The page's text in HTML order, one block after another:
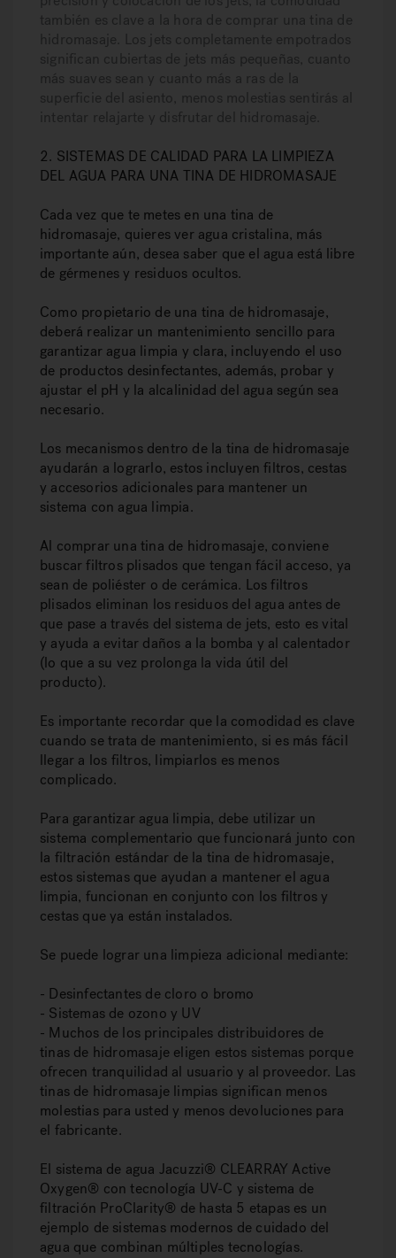
también es clave a la hora de comprar una tina de
hidromasaje. Los jets completamente empotrados
significan cubiertas de jets más pequeñas, cuanto
más suaves sean y cuanto más a ras de la
superficie del asiento, menos molestias sentirás al
intentar relajarte y disfrutar del hidromasaje.
2. SISTEMAS DE CALIDAD PARA LA LIMPIEZA
DEL AGUA PARA UNA TINA DE HIDROMASAJE
Cada vez que te metes en una tina de
hidromasaje, quieres ver agua cristalina, más
importante aún, desea saber que el agua está libre
de gérmenes y residuos ocultos.
Como propietario de una tina de hidromasaje,
deberá realizar un mantenimiento sencillo para
garantizar agua limpia y clara, incluyendo el uso
de productos desinfectantes, además, probar y
ajustar el pH y la alcalinidad del agua según sea
necesario.
Los mecanismos dentro de la tina de hidromasaje
ayudarán a lograrlo, estos incluyen filtros, cestas
y accesorios adicionales para mantener un
sistema con agua limpia.
Al comprar una tina de hidromasaje, conviene
buscar filtros plisados que tengan fácil acceso, ya
sean de poliéster o de cerámica. Los filtros
plisados eliminan los residuos del agua antes de
que pase a través del sistema de jets, esto es vital
y ayuda a evitar daños a la bomba y al calentador
(lo que a su vez prolonga la vida útil del
producto).
Es importante recordar que la comodidad es clave
cuando se trata de mantenimiento, si es más fácil
llegar a los filtros, limpiarlos es menos
complicado.
Para garantizar agua limpia, debe utilizar un
sistema complementario que funcionará junto con
la filtración estándar de la tina de hidromasaje,
estos sistemas que ayudan a mantener el agua
limpia, funcionan en conjunto con los filtros y
cestas que ya están instalados.
Se puede lograr una limpieza adicional mediante:
- Desinfectantes de cloro o bromo
- Sistemas de ozono y UV
- Muchos de los principales distribuidores de
tinas de hidromasaje eligen estos sistemas porque
ofrecen tranquilidad al usuario y al proveedor. Las
tinas de hidromasaje limpias significan menos
molestias para usted y menos devoluciones para
el fabricante.
El sistema de agua Jacuzzi® CLEARRAY Active
Oxygen® con tecnología UV-C y sistema de
filtración ProClarity® de hasta 5 etapas es un
ejemplo de sistemas modernos de cuidado del
agua que combinan múltiples tecnologías.